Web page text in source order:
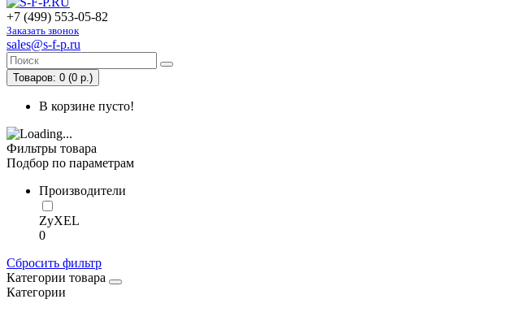
+7 (499) 553-05-82
Заказать звонок
sales@s-f-p.ru
Товаров: 0 (0 р.)
В корзине пусто!
Фильтры товара
Подбор по параметрам
Производители
ZyXEL
0
Сбросить фильтр
Категории товара
Категории